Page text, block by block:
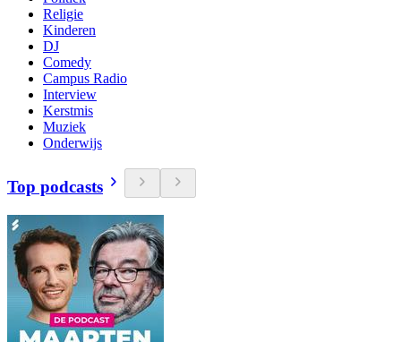
Religie
Kinderen
DJ
Comedy
Campus Radio
Interview
Kerstmis
Muziek
Onderwijs
Top podcasts